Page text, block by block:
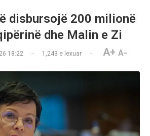
disbursojë 200 milionë
dhe Malin e Zi
18:22 1,243 e lexuar A+ A-